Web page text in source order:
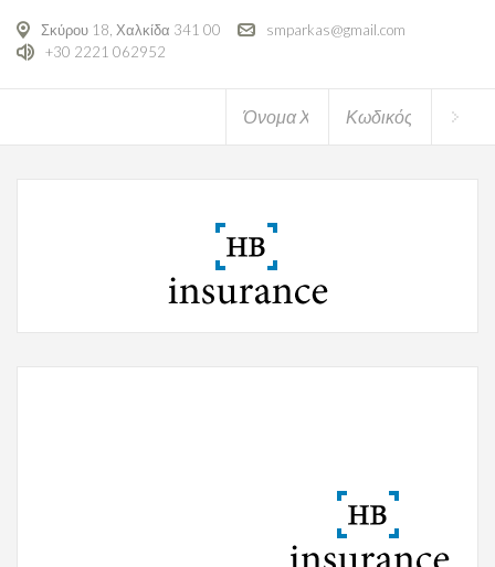
Σκύρου 18, Χαλκίδα 341 00
smparkas@gmail.com
+30 2221 062952